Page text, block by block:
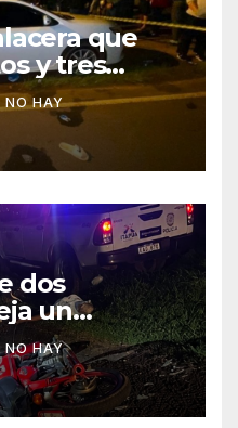
que
y tres
i, Caazapá
NO HAY
dos
un
en Yby
NO HAY